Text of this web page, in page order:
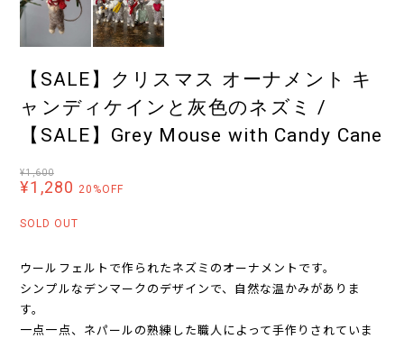
【SALE】クリスマス オーナメント キ
ャンディケインと灰色のネズミ /
【SALE】Grey Mouse with Candy Cane
¥1,600
¥1,280 20%OFF
SOLD OUT
ウールフェルトで作られたネズミのオーナメントです。
シンプルなデンマークのデザインで、自然な温かみがありま
す。
一点一点、ネパールの熟練した職人によって手作りされていま